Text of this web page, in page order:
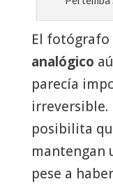
El fotógrafo
analógico
parecía
irreversible.
posibilita
mantengan
pese a